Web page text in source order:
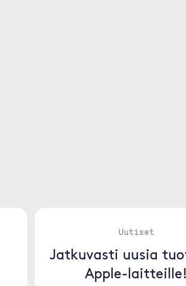
Uutiset
Jatkuvasti uusia
Apple-laitteille!